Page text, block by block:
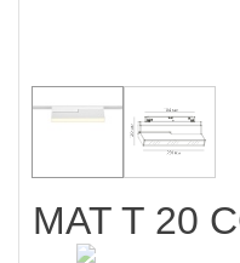
MAT T 20